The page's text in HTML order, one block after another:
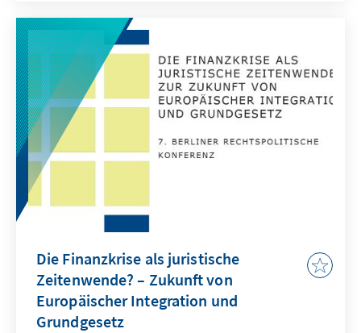
widmete sich der Festvortrag den vielfältigen
Möglichkeiten, die das Konzept der Sozialen
Marktwirtschaft auch für die Nachhaltigkeit
wirtschaftlichen wie gesellschaftlichen
Handelns eröffnet. Im Anschluss hielt Paul
Kirchhof die Laudatio auf den Preisträger, in
der er mit eindrucksvollen Worten den
anwesenden Gästen das Werk, das Wirken,
nahebrachte. Die Reden der Preisverleihung
werden hier in redaktionell leicht
überarbeiteter Form wiedergegeben.
Die Finanzkrise als juristische
Zeitenwende? – Zukunft von
Europäischer Integration und
Grundgesetz